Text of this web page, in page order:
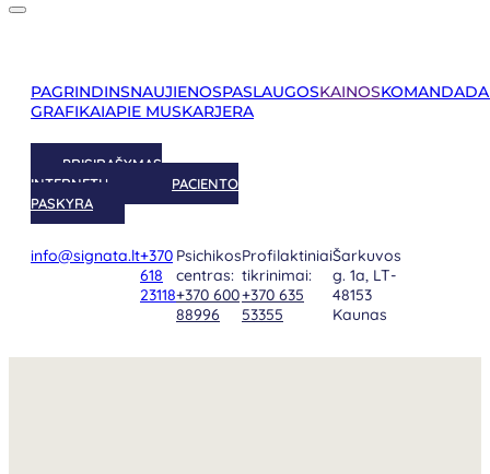
PAGRINDINSNAUJIENOSPASLAUGOSKAINOSKOMANDA
GRAFIKAIAPIE MUSKARJERA
PRISIRAŠYMAS
INTERNETU
PACIENTO
PASKYRA
info@signata.lt+370
618
23118
Psichikos
centras:
+370 600
88996
Profilaktiniai
tikrinimai:
+370 635
53355
Šarkuvos
g. 1a, LT-
48153
Kaunas